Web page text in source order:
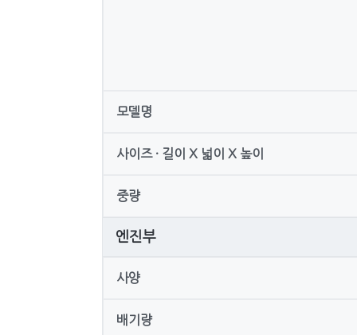
모델명
사이즈 · 길이 X 넓이 X 높이
중량
엔진부
사양
배기량